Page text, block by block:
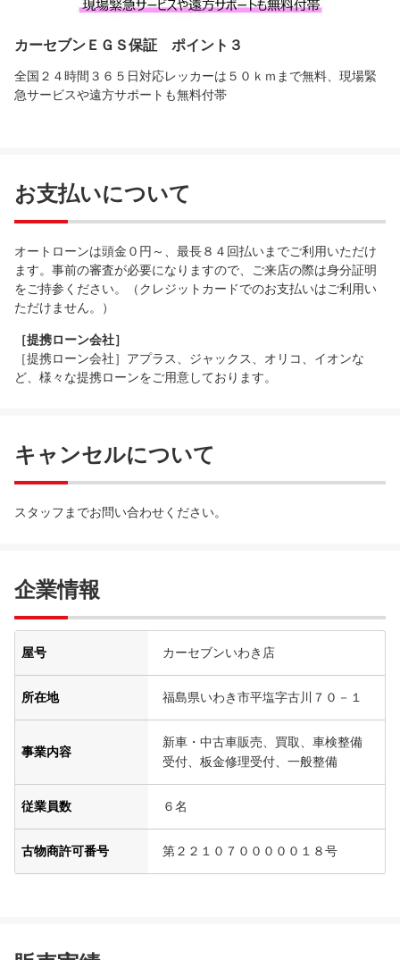
カーセブンＥＧＳ保証 ポイント３
全国２４時間３６５日対応レッカーは５０ｋｍまで無料、現場緊
急サービスや遠方サポートも無料付帯
お支払いについて
オートローンは頭金０円～、最長８４回払いまでご利用いただけ
ます。事前の審査が必要になりますので、ご来店の際は身分証明
をご持参ください。（クレジットカードでのお支払いはご利用い
ただけません。）
［提携ローン会社］
［提携ローン会社］アプラス、ジャックス、オリコ、イオンな
ど、様々な提携ローンをご用意しております。
キャンセルについて
スタッフまでお問い合わせください。
企業情報
屋号 カーセブンいわき店
所在地 福島県いわき市平塩字古川７０－１
事業内容
新車・中古車販売、買取、車検整備
受付、板金修理受付、一般整備
従業員数 ６名
古物商許可番号 第２２１０７０００００１８号